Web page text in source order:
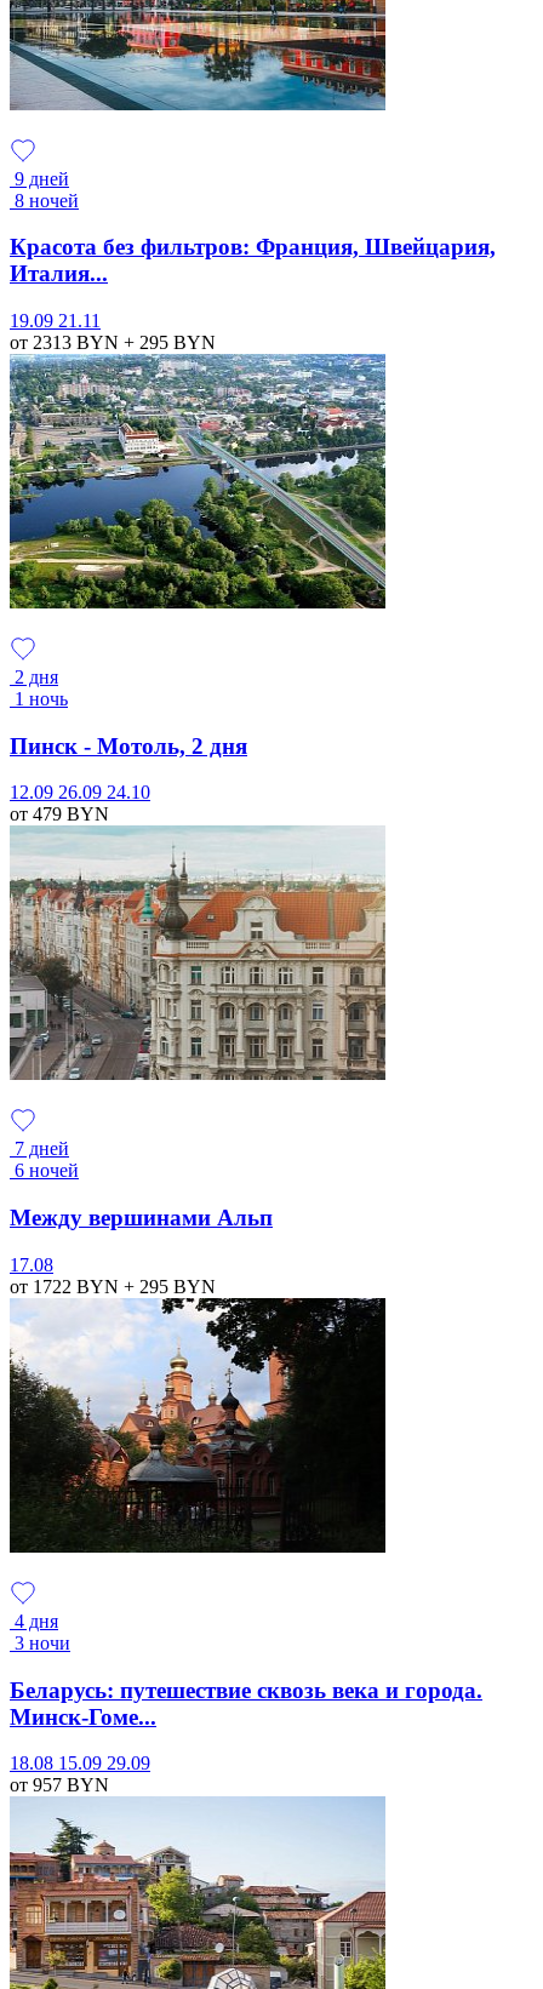
9 дней
8 ночей
Красота без фильтров: Франция, Швейцария,
Италия...
19.09 21.11
от 2313 BYN + 295 BYN
2 дня
1 ночь
Пинск - Мотоль, 2 дня
12.09 26.09 24.10
от 479 BYN
7 дней
6 ночей
Между вершинами Альп
17.08
от 1722 BYN + 295 BYN
4 дня
3 ночи
Беларусь: путешествие сквозь века и города.
Минск-Гоме...
18.08 15.09 29.09
от 957 BYN